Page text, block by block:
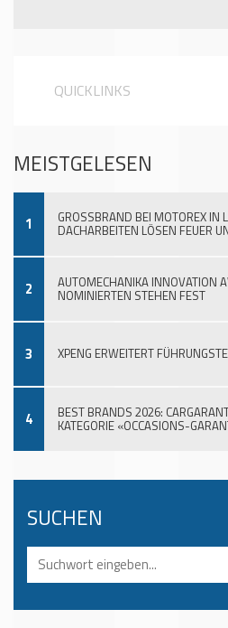
QUICKLINKS
MEISTGELESEN
1 GROSSBRAND BEI MOTOREX IN
DACHARBEITEN LÖSEN FEUER
2 AUTOMECHANIKA INNOVATION
NOMINIERTEN STEHEN FEST
3 XPENG ERWEITERT
4 BEST BRANDS 2026:
KATEGORIE «OCCASIONS-
SUCHEN